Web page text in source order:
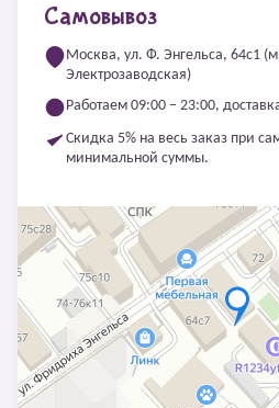
Самовывоз
Москва, ул. Ф. Энгельса, 64с1
Электрозаводская)
Работаем 09:00 – 23:00,
Скидка 5% на весь заказ при
минимальной суммы.